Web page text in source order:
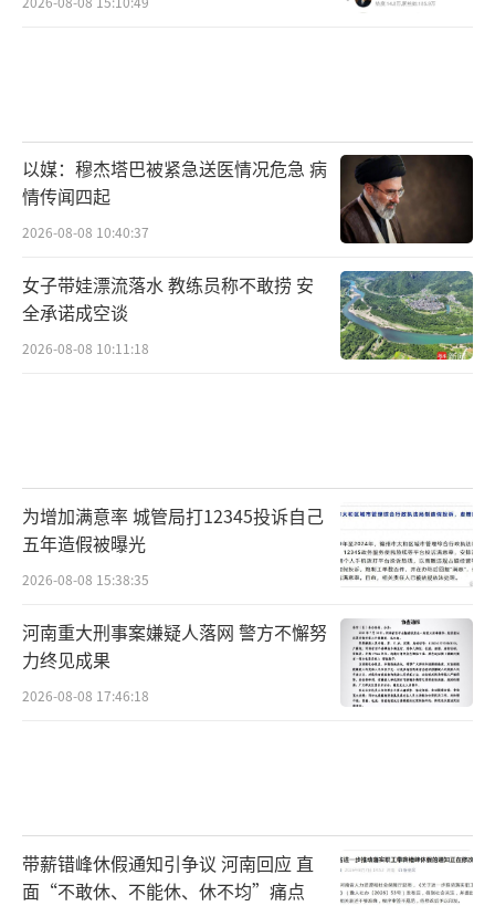
以媒：穆杰塔巴被紧急送医情况危急 病
情传闻四起
2026-08-08 10:40:37
女子带娃漂流落水 教练员称不敢捞 安
全承诺成空谈
2026-08-08 10:11:18
为增加满意率 城管局打12345投诉自己
五年造假被曝光
2026-08-08 15:38:35
河南重大刑事案嫌疑人落网 警方不懈努
力终见成果
2026-08-08 17:46:18
带薪错峰休假通知引争议 河南回应 直
面“不敢休、不能休、休不均”痛点